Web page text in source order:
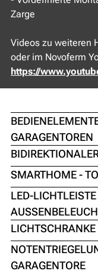
Zarge
Videos zu weiteren
oder im Novoferm
https://
GARAGENTOREN
SMARTHOME -
LED-LICHTLEISTE
LICHTSCHRANKE
GARAGENTORE